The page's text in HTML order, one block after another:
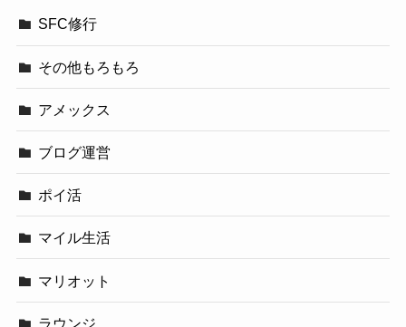
SFC修行
その他もろもろ
アメックス
ブログ運営
ポイ活
マイル生活
マリオット
ラウンジ